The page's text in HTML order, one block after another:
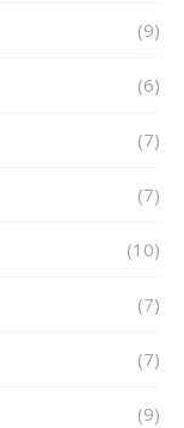
(9)
(6)
(7)
(7)
(10)
(7)
(7)
(9)